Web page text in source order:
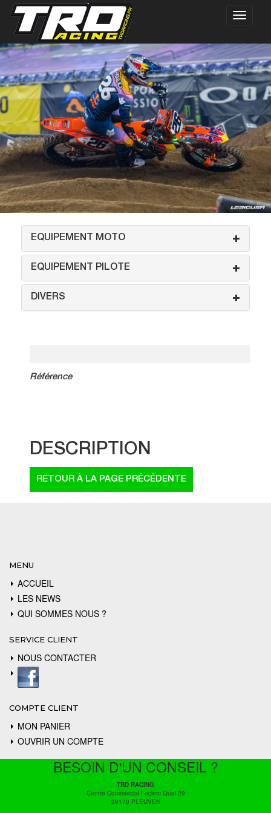
EQUIPEMENT MOTO
EQUIPEMENT PILOTE
DIVERS
Référence
DESCRIPTION
MENU
ACCUEIL
LES NEWS
QUI SOMMES NOUS ?
SERVICE CLIENT
NOUS CONTACTER
COMPTE CLIENT
MON PANIER
OUVRIR UN COMPTE
BESOIN D'UN CONSEIL ?
TRD RACING
Centre Commercial Leclerc Quai 29
29170 PLEUVEN